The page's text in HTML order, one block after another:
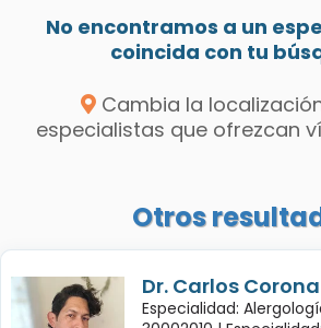
No encontramos a un
coincida con tu
Cambia la
especialistas que ofrezcan
Otros
Dr. Carlos
Especialidad: